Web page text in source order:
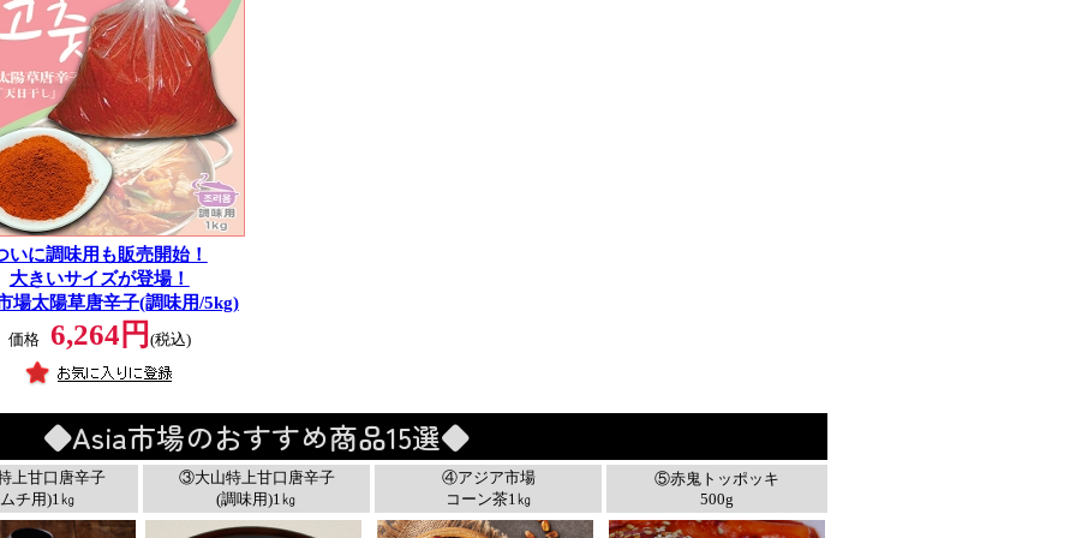
いに調味用も販売開始！
大きいサイズが登場！
場太陽草唐辛子(調味用/5kg)
価格 6,264円(税込)